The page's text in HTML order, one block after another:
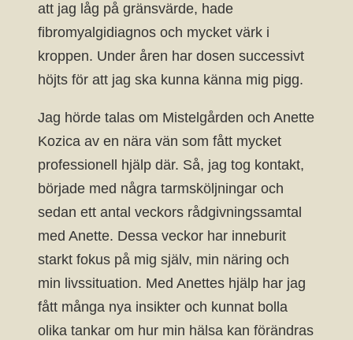
att jag låg på gränsvärde, hade
fibromyalgidiagnos och mycket värk i
kroppen. Under åren har dosen successivt
höjts för att jag ska kunna känna mig pigg.
Jag hörde talas om Mistelgården och Anette
Kozica av en nära vän som fått mycket
professionell hjälp där. Så, jag tog kontakt,
började med några tarmsköljningar och
sedan ett antal veckors rådgivningssamtal
med Anette. Dessa veckor har inneburit
starkt fokus på mig själv, min näring och
min livssituation. Med Anettes hjälp har jag
fått många nya insikter och kunnat bolla
olika tankar om hur min hälsa kan förändras